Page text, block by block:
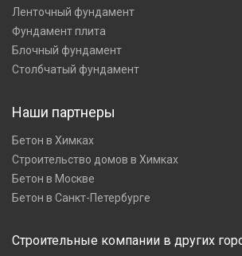
Ленточный фундамент
Фундамент плита
Блочный фундамент
Столбчатый фундамент
Наши партнеры
Бетон в Химках
Строительство домов в Химках
Бетон в Москве
Бетон в Санкт-Петербурге
Строительные компании в других